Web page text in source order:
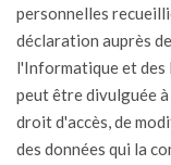
personnelles
déclaration auprès
l'Informatique et des
peut être divulguée
droit d'accès, de
des données qui la